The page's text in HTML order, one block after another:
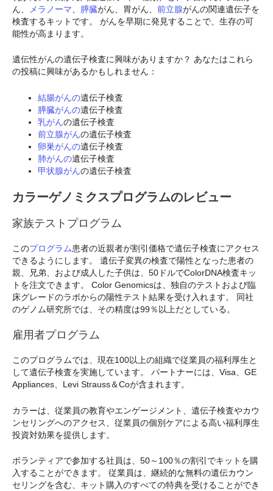
ん、
メラノーマ 膵臓がん、胃がん、 前立腺がんの関連遺伝子を
検査するキットです。 がんを早期に発見することで、生存の可
能性が高まります。
遺伝性がんの遺伝子検査に興味がありますか？ あなたはこれら
の投稿に興味があるかもしれません：
結腸がんの遺伝子検査
膵臓がんの遺伝子検査
乳がんの遺伝子検査
前立腺がんの遺伝子検査
卵巣がんの遺伝子検査
肺がんの遺伝子検査
甲状腺がんの遺伝子検査
カラーゲノミクスプログラムのレビュー
家族テストプログラム
このプログラム患者の近親者が割引価格で遺伝子検査にアクセス
できるようにします。 遺伝子変異の検査で陽性となった患者の
親、兄弟、および成人した子供は、50ドルでColorDNA検査キッ
トを注文できます。 Color Genomicsは、独自のテストおよび臨
床グレードのラボからの陽性テスト結果を受け入れます。 同社
のゲノム研究所では、その精度は99％以上だとしている。
雇用者プログラム
このプログラムでは、現在100以上の組織で従業員の福利厚生と
して遺伝子検査を実施しています。 パートナーには、Visa、GE
Appliances、Levi Strauss＆Coが含まれます。
カラーは、従業員の教育やエンゲージメント、遺伝子検査やカウ
ンセリングへのアクセス、従業員の個別ケアによる高い福利厚生
投資対効果を提供します。
ボランティアで参加する社員は、50～100％の割引でキットを購
入することができます。 従業員は、継続的な無料の遺伝カウン
セリングを含む、キット購入のすべての特典を受けることができ